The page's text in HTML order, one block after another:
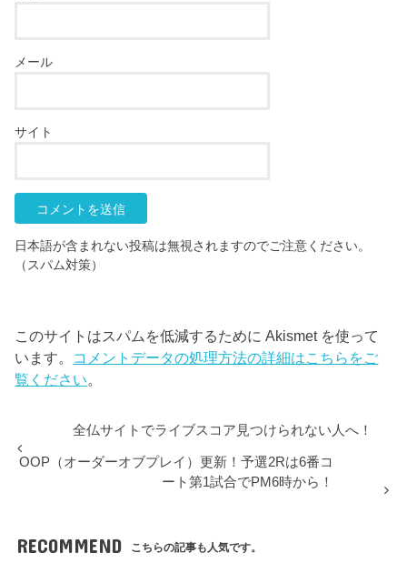
メール
サイト
日本語が含まれない投稿は無視されますのでご注意ください。
（スパム対策）
このサイトはスパムを低減するために Akismet を使って
います。 コメントデータの処理方法の詳細はこちらをご
覧ください。
全仏サイトでライブスコア見つけられない人へ！
OOP（オーダーオブプレイ）更新！予選2Rは6番コ
ート第1試合でPM6時から！
RECOMMEND こちらの記事も人気です。